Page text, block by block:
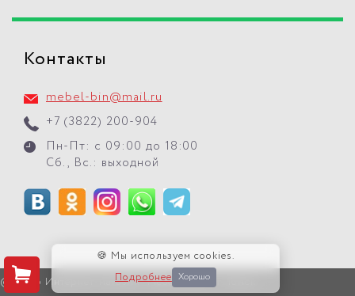
Контакты
mebel-bin@mail.ru
+7 (3822) 200-904
Пн-Пт: с 09:00 до 18:00
Сб., Вс.: выходной
© 2026 Интернет-магазин "Мебель БиН" г. Томск
🍪 Мы используем cookies.
Подробнее Хорошо